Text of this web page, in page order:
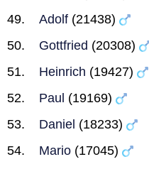
Adolf (21438)
Gottfried (20308)
Heinrich (19427)
Paul (19169)
Daniel (18233)
Mario (17045)